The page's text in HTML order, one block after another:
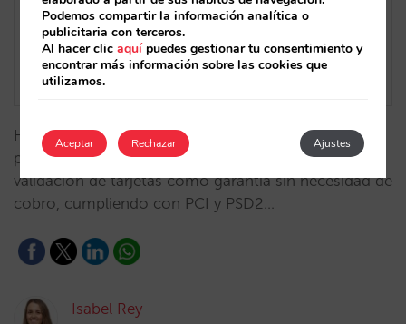
Hemos completado la integración con Sipay,
plataforma que resuelve las necesidades de cobro y
validación de tarjetas como garantía sin necesidad de
cobro, cumpliendo con PCI y PSD2…
Isabel Rey
Podemos compartir la información analítica o
publicitaria con terceros.
Al hacer clicaquípuedes gestionar tu consentimiento y
encontrar más información sobre las cookies que
utilizamos.
Aceptar Ajustes
Rechazar